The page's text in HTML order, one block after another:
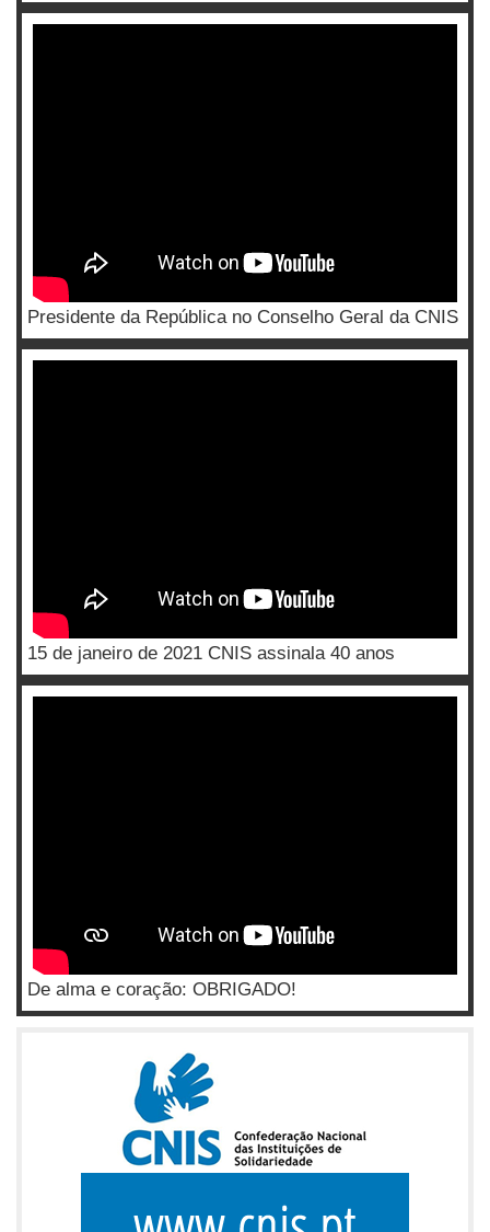
Presidente da República no Conselho Geral da CNIS
15 de janeiro de 2021 CNIS assinala 40 anos
De alma e coração: OBRIGADO!